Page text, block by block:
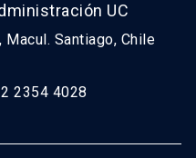
UC
Macul. Santiago, Chile
2354 4028